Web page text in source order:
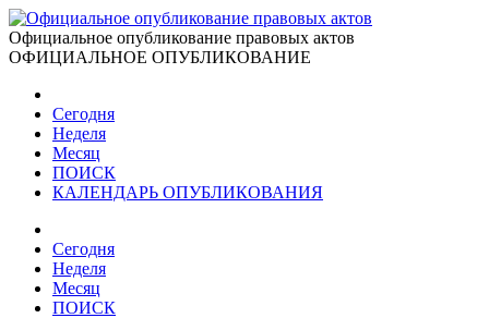
Официальное опубликование правовых актов
ОФИЦИАЛЬНОЕ ОПУБЛИКОВАНИЕ
Сегодня
Неделя
Месяц
ПОИСК
КАЛЕНДАРЬ ОПУБЛИКОВАНИЯ
Сегодня
Неделя
Месяц
ПОИСК